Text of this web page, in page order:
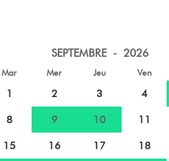
SEPTEMBRE - 2026
Mar Mer Jeu Ven
1 2 3 4
8 9 10 11
15 16 17 18